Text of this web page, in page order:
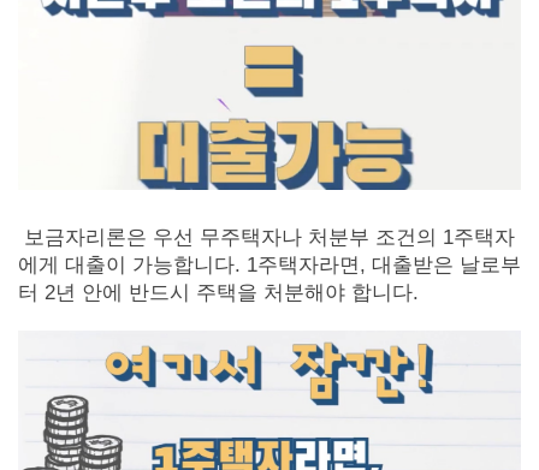
보금자리론은 우선 무주택자나 처분부 조건의 1주택자
에게 대출이 가능합니다. 1주택자라면, 대출받은 날로부
터 2년 안에 반드시 주택을 처분해야 합니다.